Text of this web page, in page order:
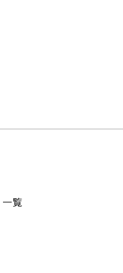
一覧